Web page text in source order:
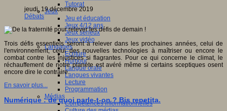
Tutorat
Jeux
Jeu et éducation
Jeux 4/12 ans
Jeux sérieux
Jeux vidéo
Langages
Ecriture
Humour
Langue orale
Langues vivantes
Lecture
Programmation
Médias
Compétences informationnelles
jeudi, 19 décembre 2019
Débats
Trois défis essentiels seront à relever dans les prochaines années, celui de
l'environnement, celui des nouvelles technologies à maîtriser ou encore le
combat contre les injustices si flagrantes. Pour ce qui concerne le climat, le
réchauffement de notre planète est avéré même si certains sceptiques osent
encore dire le contraire.
En savoir plus...
Numérique : de quoi parle-t-on ? Bis repetita.